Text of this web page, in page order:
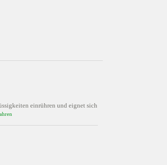
einrühren und eignet sich